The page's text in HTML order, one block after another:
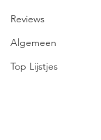
Reviews
Algemeen
Top Lijstjes